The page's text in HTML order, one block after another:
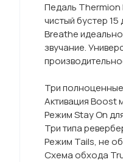
Педаль Thermion
чистый бустер 15
Breathe
звучание.
Три
Активация Boost
Режим Stay On
Три типа
Режим Tails, не
Схема обхода